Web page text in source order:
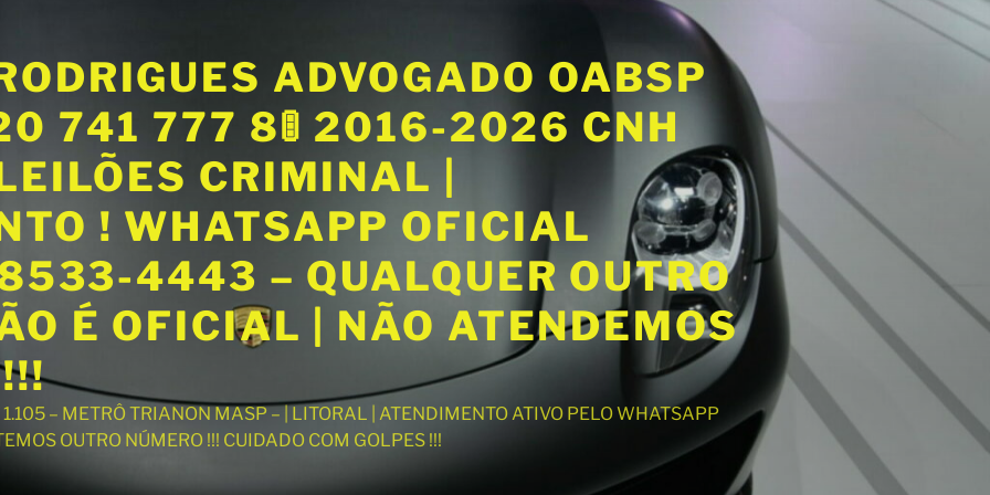
ADVOGADO OABSP
741 777 8🚦 2016-2026 CNH
CRIMINAL |
! WHATSAPP OFICIAL
4443 – QUALQUER OUTRO
É OFICIAL | NÃO ATENDEMOS
– METRÔ TRIANON MASP – | LITORAL | ATENDIMENTO ATIVO PELO WHATSAPP
OUTRO NÚMERO !!! CUIDADO COM GOLPES !!!